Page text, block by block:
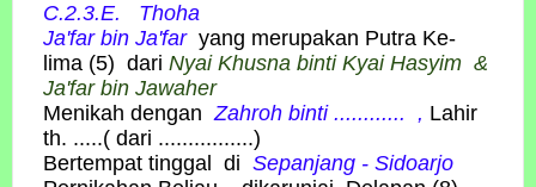
C.2.3.E. Thoha
Ja'far bin Ja'far yang merupakan Putra Ke-
lima (5) dari Nyai Khusna binti Kyai Hasyim &
Ja'far bin Jawaher
Menikah dengan Zahroh binti ............ , Lahir
th. .....( dari ................)
Bertempat tinggal di Sepanjang - Sidoarjo